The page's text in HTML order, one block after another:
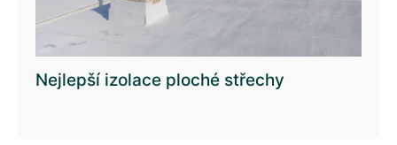
Nejlepší izolace ploché střechy